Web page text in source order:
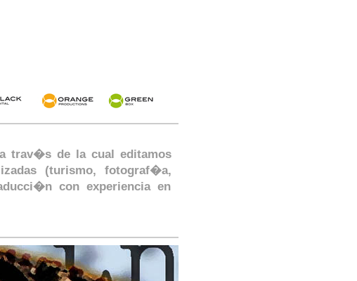
trav�s de la cual editamos
(turismo, fotograf�a,
con experiencia en